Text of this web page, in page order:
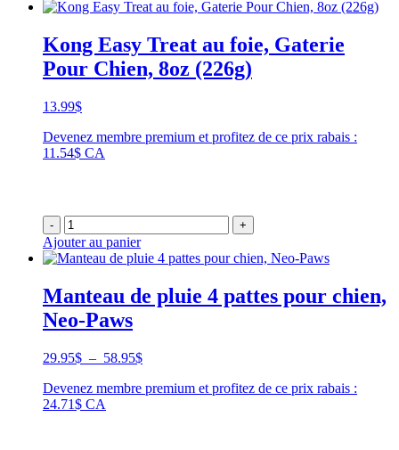
Kong Easy Treat au foie, Gaterie
Pour Chien, 8oz (226g)
13.99$
Devenez membre premium et profitez de ce prix rabais :
11.54$ CA
- +
Ajouter au panier
Manteau de pluie 4 pattes pour chien,
Neo-Paws
29.95$ – 58.95$Plage
prix :
Devenez membre premium et profitez de ce prix rabais :
24.71$ CA